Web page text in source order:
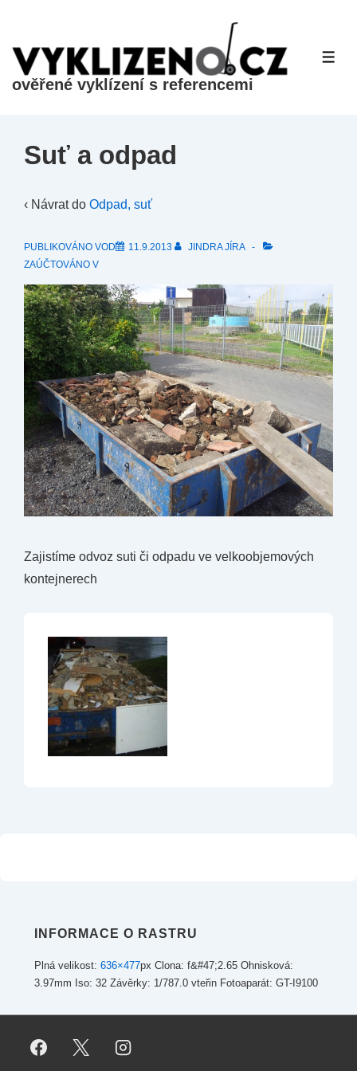
na
hlavní
ověřené vyklízení s referencemi
Suť a odpad
‹ Návrat do Odpad, suť
PUBLIKOVÁNO VOD 11.9.2013
JINDRA JÍRA
ZAÚČTOVÁNO V
Zajistíme odvoz suti či odpadu ve velkoobjemových
kontejnerech
INFORMACE O RASTRU
Plná velikost: 636×477px Clona: f&#47;2.65 Ohnisková:
3.97mm Iso: 32 Závěrky: 1/787.0 vteřin Fotoaparát: GT-I9100